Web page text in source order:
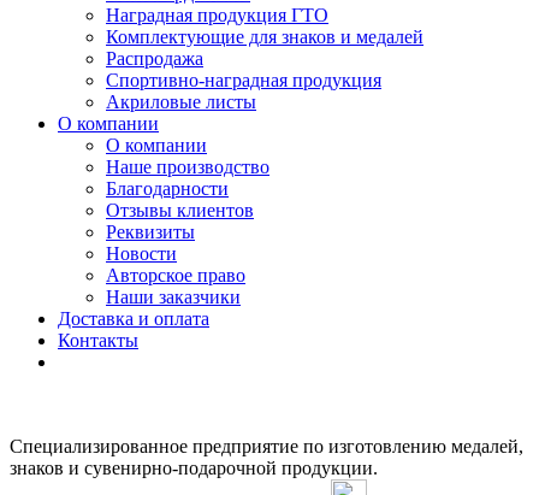
Наградная продукция ГТО
Комплектующие для знаков и медалей
Распродажа
Спортивно-наградная продукция
Акриловые листы
О компании
О компании
Наше производство
Благодарности
Отзывы клиентов
Реквизиты
Новости
Авторское право
Наши заказчики
Доставка и оплата
Контакты
Специализированное предприятие по изготовлению медалей,
знаков и сувенирно-подарочной продукции.